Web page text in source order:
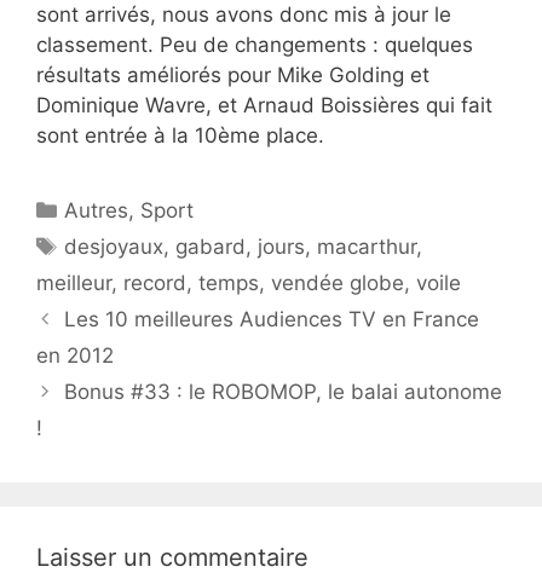
sont arrivés, nous avons donc mis à jour le
classement. Peu de changements : quelques
résultats améliorés pour Mike Golding et
Dominique Wavre, et Arnaud Boissières qui fait
sont entrée à la 10ème place.
Catégories
Autres, Sport
Étiquettes
desjoyaux, gabard , jours, macarthur,
meilleur, record , temps, vendée globe, voile
Les 10 meilleures Audiences TV en France
en 2012
Bonus #33 : le ROBOMOP, le balai autonome
!
Laisser un commentaire